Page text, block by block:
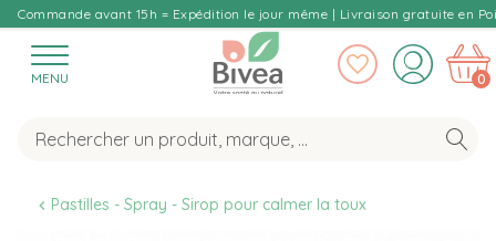
Commande avant 15h = Expédition le jour même | Livraison gratuite en
MENU 0
Pastilles - Spray - Sirop pour calmer la toux